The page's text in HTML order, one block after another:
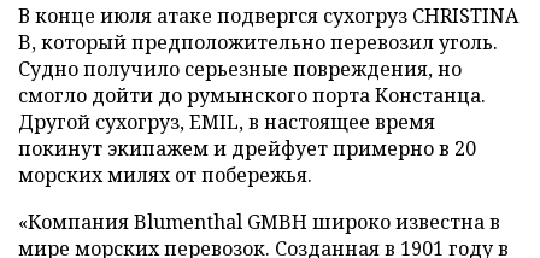
В конце июля атаке подвергся сухогруз CHRISTINA
B, который предположительно перевозил уголь.
Судно получило серьезные повреждения, но
смогло дойти до румынского порта Констанца.
Другой сухогруз, EMIL, в настоящее время
покинут экипажем и дрейфует примерно в 20
морских милях от побережья.
«Компания Blumenthal GMBH широко известна в
мире морских перевозок. Созданная в 1901 году в